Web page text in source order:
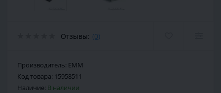
Отзывы: (0)
Производитель: EMM
Код товара: 15958511
Наличие: В наличии